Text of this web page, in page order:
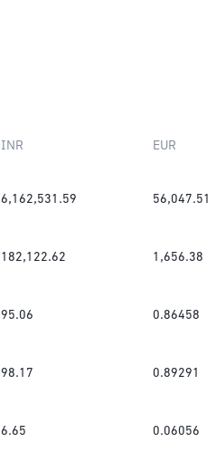
INR EUR
6,162,531.59 56,047.51
182,122.62 1,656.38
95.06 0.86458
98.17 0.89291
6.65 0.06056